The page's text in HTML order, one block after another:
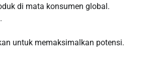
di mata konsumen global.
untuk memaksimalkan potensi.